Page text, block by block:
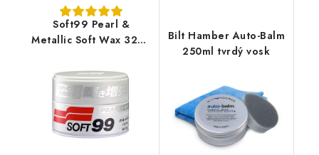
Soft99 Pearl &
Metallic Soft Wax 320g
Bilt Hamber Auto-Balm
250ml tvrdý vosk